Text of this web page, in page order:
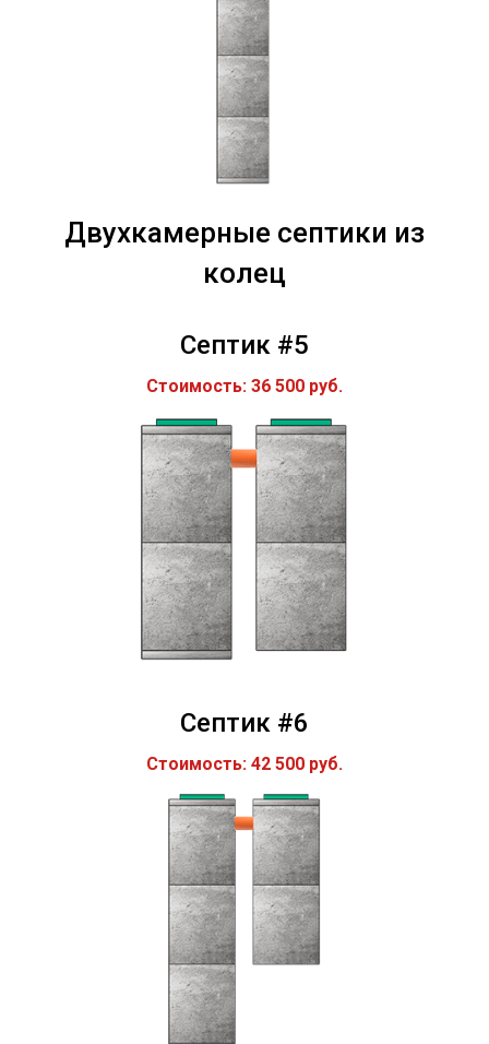
Двухкамерные септики из
колец
Септик #5
Стоимость: 36 500 руб.
Септик #6
Стоимость: 42 500 руб.